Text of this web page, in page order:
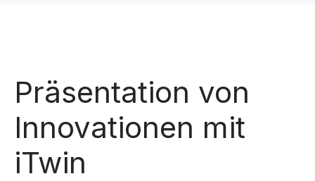
Präsentation von
Innovationen mit
iTwin